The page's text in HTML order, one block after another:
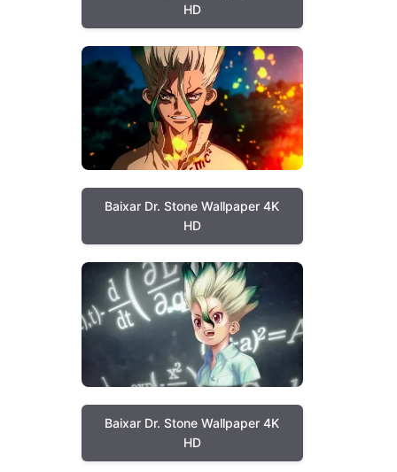
HD
Baixar Dr. Stone Wallpaper 4K
HD
Baixar Dr. Stone Wallpaper 4K
HD